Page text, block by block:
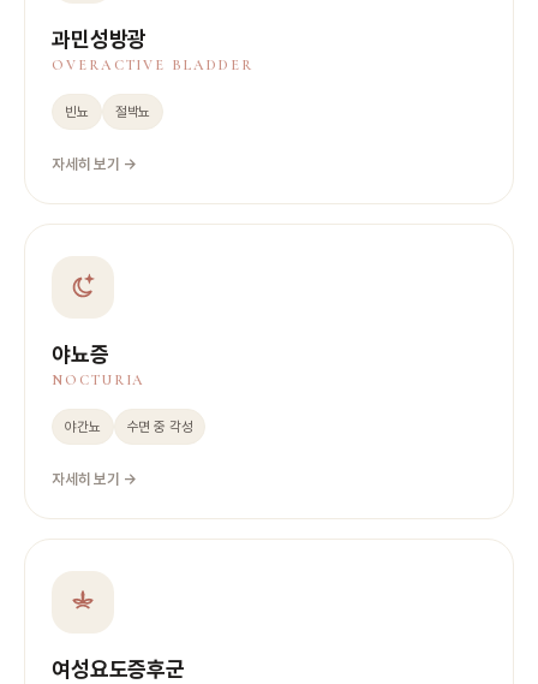
과민성방광
OVERACTIVE BLADDER
빈뇨 절박뇨
자세히 보기 →
야뇨증
NOCTURIA
야간뇨 수면 중 각성
자세히 보기 →
여성요도증후군